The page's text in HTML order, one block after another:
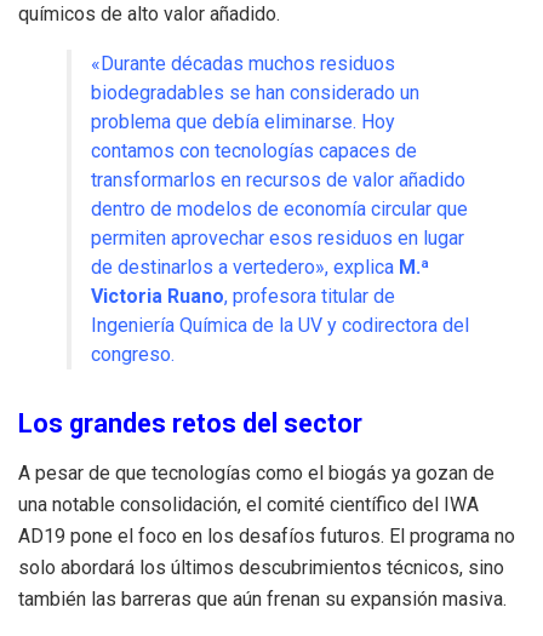
químicos de alto valor añadido.
«Durante décadas muchos residuos
biodegradables se han considerado un
problema que debía eliminarse. Hoy
contamos con tecnologías capaces de
transformarlos en recursos de valor añadido
dentro de modelos de economía circular que
permiten aprovechar esos residuos en lugar
de destinarlos a vertedero», explica M.ª
Victoria Ruano, profesora titular de
Ingeniería Química de la UV y codirectora del
congreso.
Los grandes retos del sector
A pesar de que tecnologías como el biogás ya gozan de
una notable consolidación, el comité científico del IWA
AD19 pone el foco en los desafíos futuros. El programa no
solo abordará los últimos descubrimientos técnicos, sino
también las barreras que aún frenan su expansión masiva.